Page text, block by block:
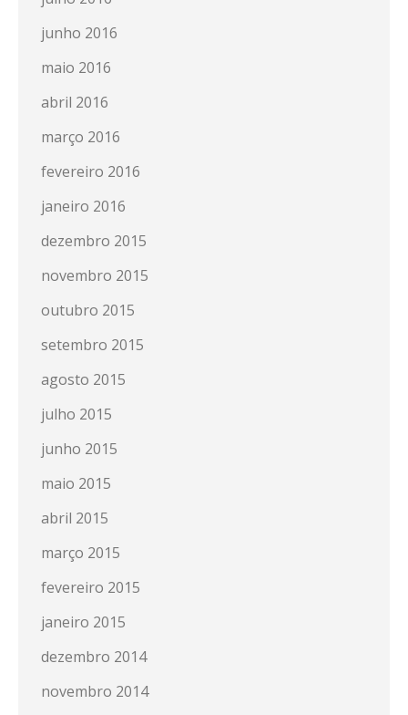
junho 2016
maio 2016
abril 2016
março 2016
fevereiro 2016
janeiro 2016
dezembro 2015
novembro 2015
outubro 2015
setembro 2015
agosto 2015
julho 2015
junho 2015
maio 2015
abril 2015
março 2015
fevereiro 2015
janeiro 2015
dezembro 2014
novembro 2014